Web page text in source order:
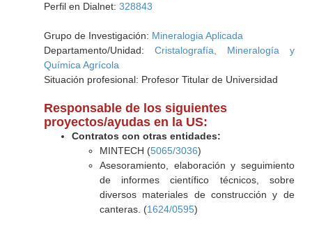
Perfil en Dialnet: 328843
Grupo de Investigación: Mineralogia Aplicada
Departamento/Unidad: Cristalografía, Mineralogía y
Química Agrícola
Situación profesional: Profesor Titular de Universidad
Responsable de los siguientes
proyectos/ayudas en la US:
Contratos con otras entidades:
MINTECH (5065/3036)
Asesoramiento, elaboración y seguimiento
de informes científico técnicos, sobre
diversos materiales de construcción y de
canteras. (1624/0595)